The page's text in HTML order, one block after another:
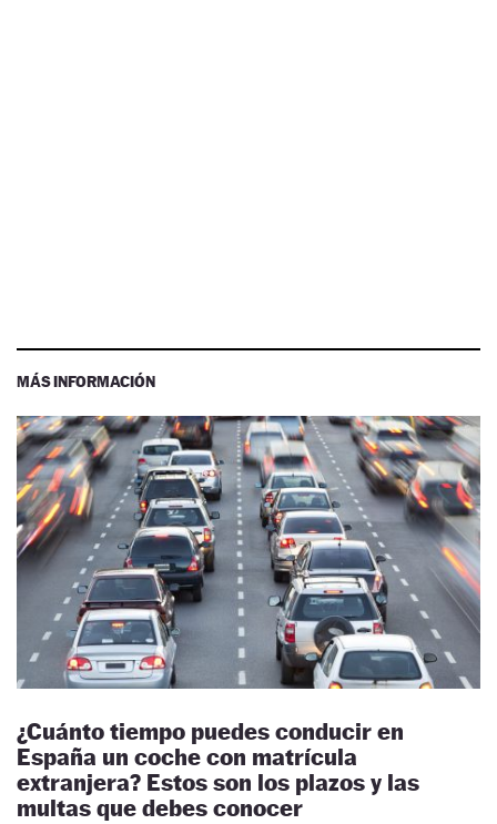
MÁS INFORMACIÓN
¿Cuánto tiempo puedes conducir en
España un coche con matrícula
extranjera? Estos son los plazos y las
multas que debes conocer